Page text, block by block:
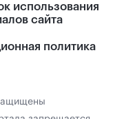
использования
сайта
политика